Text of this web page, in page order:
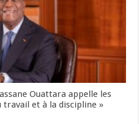
Ouattara appelle les
travail et à la discipline »